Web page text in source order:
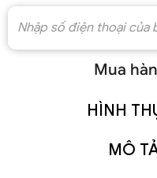
Mua
HÌNH
MÔ